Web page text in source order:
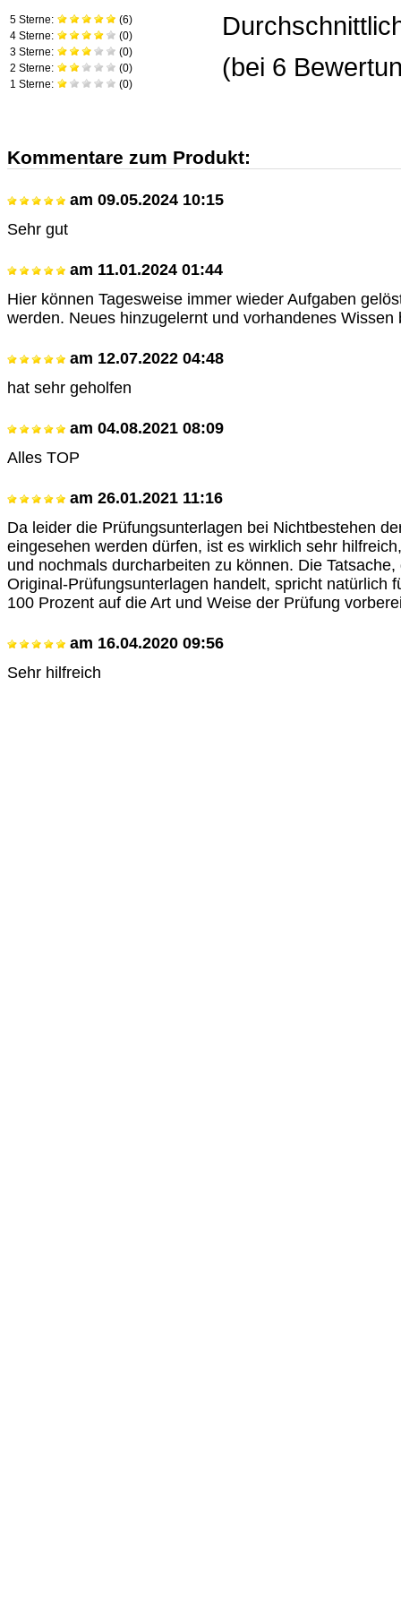
5 Sterne: (6)
4 Sterne:
(0)
3 Sterne:
(0)
2 Sterne:
(0)
1 Sterne:
(0)
(bei 6
Kommentare zum Produkt:
am 09.05.2024 10:15
Sehr gut
am 11.01.2024 01:44
Hier können Tagesweise immer wieder Aufgaben
werden. Neues hinzugelernt und vorhandenes Wissen
am 12.07.2022 04:48
hat sehr geholfen
am 04.08.2021 08:09
Alles TOP
am 26.01.2021 11:16
Da leider die Prüfungsunterlagen bei Nichtbestehen
eingesehen werden dürfen, ist es wirklich sehr
und nochmals durcharbeiten zu können. Die
Original-Prüfungsunterlagen handelt, spricht natürlich
100 Prozent auf die Art und Weise der Prüfung
am 16.04.2020 09:56
Sehr hilfreich